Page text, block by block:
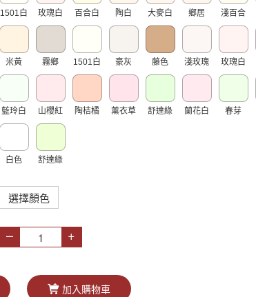
1501白 玫瑰白 百合白 陶白 大麥白 鄉居 淺百合
米黃 霧鄉 1501白 豪灰 藤色 淺玫瑰 玫瑰白
藍玲白 山櫻紅 陶桔橘 薰衣草 舒達綠 蘭花白 春芽
白色 舒達綠
選擇顏色
– +
加入購物車